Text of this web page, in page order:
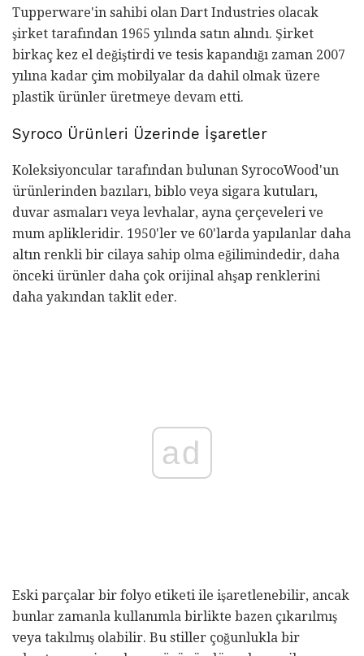
Tupperware'in sahibi olan Dart Industries olacak
şirket tarafından 1965 yılında satın alındı. Şirket
birkaç kez el değiştirdi ve tesis kapandığı zaman 2007
yılına kadar çim mobilyalar da dahil olmak üzere
plastik ürünler üretmeye devam etti.
Syroco Ürünleri Üzerinde İşaretler
Koleksiyoncular tarafından bulunan SyrocoWood'un
ürünlerinden bazıları, biblo veya sigara kutuları,
duvar asmaları veya levhalar, ayna çerçeveleri ve
mum aplikleridir. 1950'ler ve 60'larda yapılanlar daha
altın renkli bir cilaya sahip olma eğilimindedir, daha
önceki ürünler daha çok orijinal ahşap renklerini
daha yakından taklit eder.
ad
Eski parçalar bir folyo etiketi ile işaretlenebilir, ancak
bunlar zamanla kullanımla birlikte bazen çıkarılmış
veya takılmış olabilir. Bu stiller çoğunlukla bir